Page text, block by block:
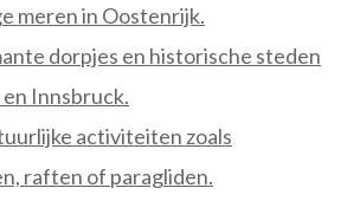
meren in Oostenrijk.
dorpjes en historische steden
en Innsbruck.
activiteiten zoals
raften of paragliden.